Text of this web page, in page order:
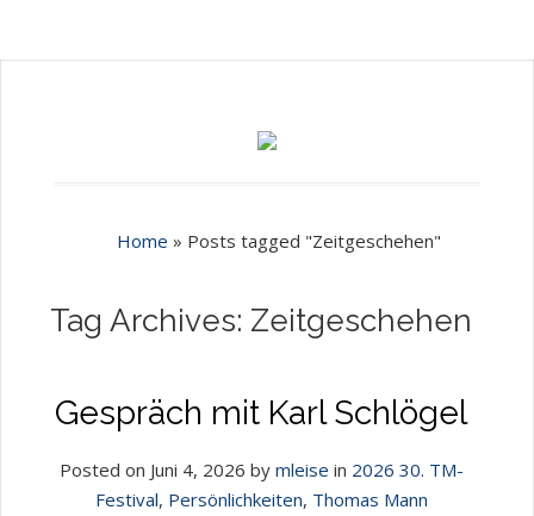
Home » Posts tagged "Zeitgeschehen"
Tag Archives: Zeitgeschehen
Gespräch mit Karl Schlögel
Posted on Juni 4, 2026 by mleise in 2026 30. TM-
Festival, Persönlichkeiten, Thomas Mann